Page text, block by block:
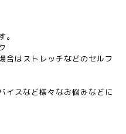
合はストレッチなどのセルフ
イスなど様々なお悩みなどに